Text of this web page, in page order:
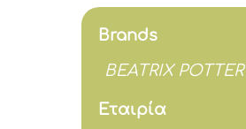
Brands
BEATRIX POTTER
Εταιρία